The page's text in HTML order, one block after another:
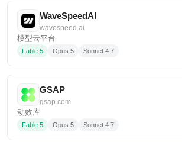
WaveSpeedAI
wavespeed.ai
模型云平台
Fable 5 Opus 5 Sonnet 4.7
GSAP
gsap.com
动效库
Fable 5 Opus 5 Sonnet 4.7